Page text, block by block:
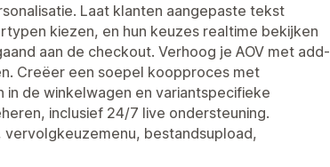
Laat klanten aangepaste tekst
kiezen, en hun keuzes realtime bekijken
aan de checkout. Verhoog je AOV met add-
Creëer een soepel koopproces met
de winkelwagen en variantspecifieke
inclusief 24/7 live ondersteuning.
bestandsupload,